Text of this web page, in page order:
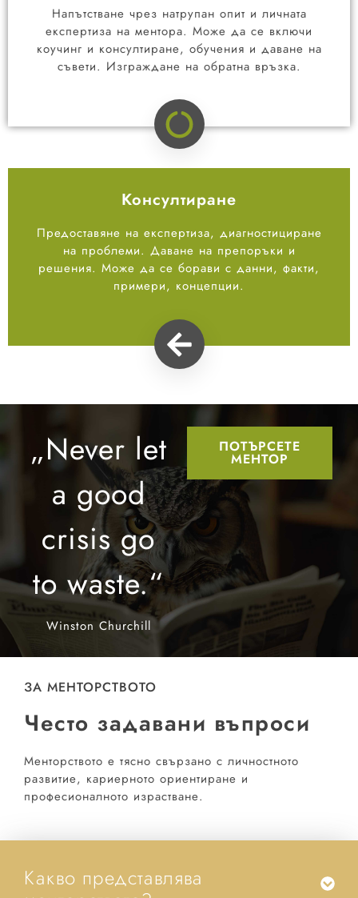
Напътстване чрез натрупан опит и личната
експертиза на ментора. Може да се включи
коучинг и консултиране, обучения и даване на
съвети. Изграждане на обратна връзка.
Консултиране
Предоставяне на експертиза, диагностициране
на проблеми. Даване на препоръки и
решения. Може да се борави с данни, факти,
примери, концепции.
„Never let
a good
crisis go
to waste.“
Winston Churchill
ПОТЪРСЕТЕ
МЕНТОР
ЗА МЕНТОРСТВОТО
Често задавани въпроси
Менторството е тясно свързано с личностното
развитие, кариерното ориентиране и
професионалното израстване.
Какво представлява